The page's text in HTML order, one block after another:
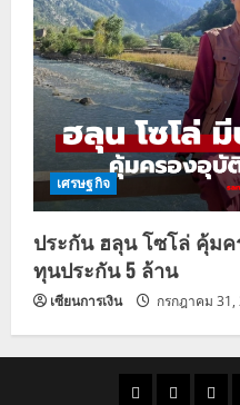
เศรษฐกิจ
ประกัน ฮลุน โซโล่ คุ้มค
ทุนประกัน 5 ล้าน
เซียนการเงิน กรกฎาคม 31,
ราคาแนว ข่าว